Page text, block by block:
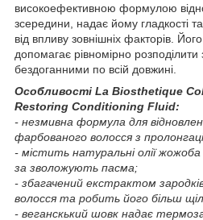
високоефективною формулою
зсередини, надає йому гладкості
від впливу зовнішніх факторів.
допомагає рівномірно
бездоганними по всій довжині.
Особливості La Biosthetique
Restoring Conditioning Fluid:
- незмивна формула для
фарбованого волосся з
- містить натуральні олії
за зволожують пасма;
- збагачений екстрактом
волосся та робить його більш
- веганскький шовк надає